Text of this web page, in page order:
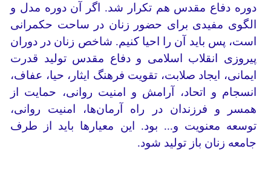
دوره دفاع مقدس هم تکرار شد. اگر آن دوره مدل و
الگوی مفیدی برای حضور زنان در ساحت حکمرانی
است، پس باید آن را احیا کنیم. شاخص زنان در دوران
پیروزی انقلاب اسلامی و دفاع مقدس تولید قدرت
ایمانی، ایجاد صلابت، تقویت فرهنگ ایثار، حیا، عفاف،
انسجام و اتحاد، آرامش و امنیت روانی، حمایت از
همسر و فرزندان در راه آرمان‌ها، امنیت روانی،
توسعه معنویت و... بود. این معیارها باید از طرف
جامعه زنان باز تولید شود.